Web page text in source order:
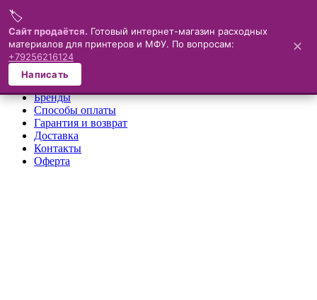
Меню
×
О компании
Каталог
Бренды
Способы оплаты
Гарантия и возврат
Доставка
Контакты
Оферта
🏷️
Сайт продаётся. Готовый интернет-магазин расходных
материалов для принтеров и МФУ. По вопросам:
+79256216124
Написать
✕